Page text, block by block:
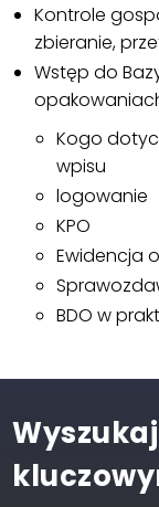
Kontrole
zbieranie,
Wstęp do
Kogo
wpisu
logowanie
KPO
Ewidencja
BDO w